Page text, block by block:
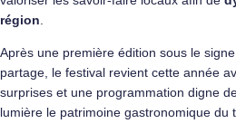
région.
Après une première édition sous le
partage, le festival revient cette année
surprises et une programmation digne
lumière le patrimoine gastronomique du